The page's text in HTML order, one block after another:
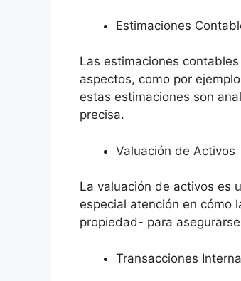
Estimaciones
Las estimaciones
aspectos, como por
estas estimaciones son
precisa.
Valuación de Activos
La valuación de activos es
especial atención en cómo
propiedad- para
Transacciones